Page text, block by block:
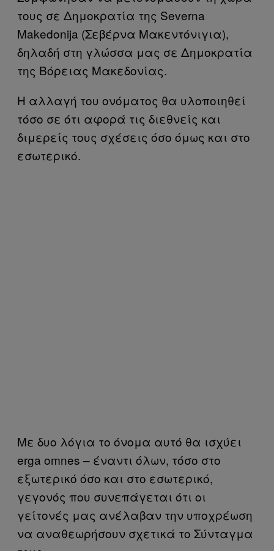
τους σε Δημοκρατία της Severna
Makedonija (Σεβέρνα Μακεντόνιγια),
δηλαδή στη γλώσσα μας σε Δημοκρατία
της Βόρειας Μακεδονίας.
Η αλλαγή του ονόματος θα υλοποιηθεί
τόσο σε ότι αφορά τις διεθνείς και
διμερείς τους σχέσεις όσο όμως και στο
εσωτερικό.
Με δυο λόγια το όνομα αυτό θα ισχύει
erga omnes – έναντι όλων, τόσο στο
εξωτερικό όσο και στο εσωτερικό,
γεγονός που συνεπάγεται ότι οι
γείτονές μας ανέλαβαν την υποχρέωση
να αναθεωρήσουν σχετικά το Σύνταγμα